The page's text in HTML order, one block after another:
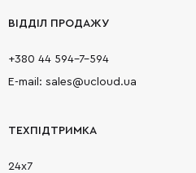
ВІДДІЛ ПРОДАЖУ
+380 44 594-7-594
E-mail: sales@ucloud.ua
ТЕХПІДТРИМКА
24х7